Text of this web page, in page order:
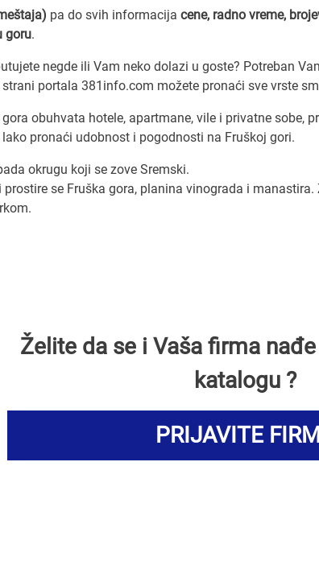
pa do svih informacija cene, radno vreme,
goru.
negde ili Vam neko dolazi u goste? Potreban
portala 381info.com možete pronaći sve vrste
obuhvata hotele, apartmane, vile i privatne sobe,
pronaći udobnost i pogodnosti na Fruškoj gori.
okrugu koji se zove Sremski.
prostire se Fruška gora, planina vinograda i
Želite da se i Vaša firma
katalogu ?
PRIJAVITE